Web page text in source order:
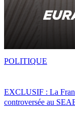
EXCLUSIF : La
controversée au
POLITIQUE